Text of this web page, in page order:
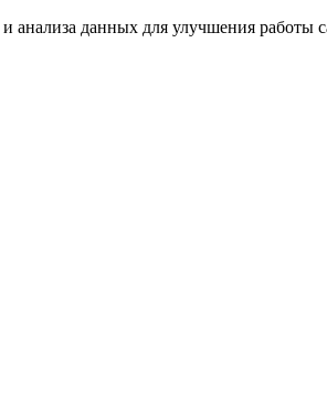
данных для улучшения работы